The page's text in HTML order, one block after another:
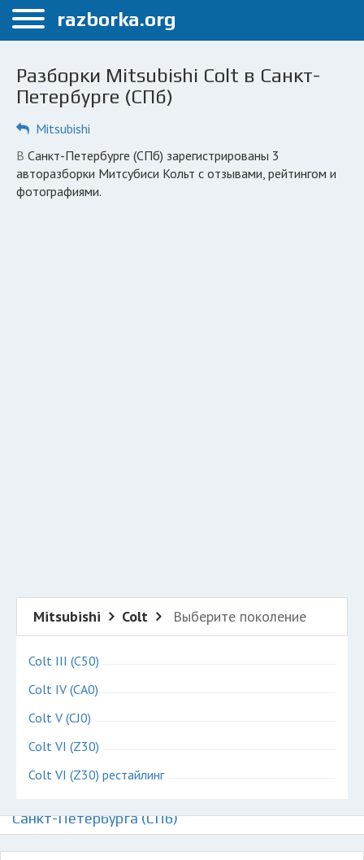
Меню
Санкт-Петербург
Автосервисы
Разборки Mitsubishi Colt в Санкт-
Петербурге (СПб)
Mitsubishi
в Санкт-Петербурге (СПб) зарегистрированы 3
авторазборки Митсубиси Кольт с отзывами, рейтингом и
фотографиями.
Mitsubishi Colt Выберите поколение
Colt III (C50)
Colt IV (CA0)
Colt V (CJ0)
Colt VI (Z30)
Colt VI (Z30) рестайлинг
Санкт-Петербурга (СПб)
razborka.org